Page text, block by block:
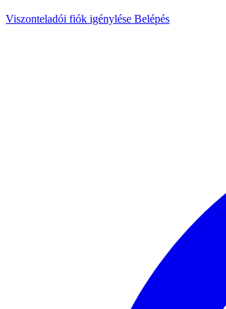
Viszonteladói fiók igénylése Belépés